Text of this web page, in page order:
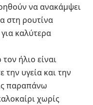
να ανακάμψει
στη ρουτίνα
καλύτερα
ήλιο είναι
την υγεία και την
παραπάνω
χωρίς